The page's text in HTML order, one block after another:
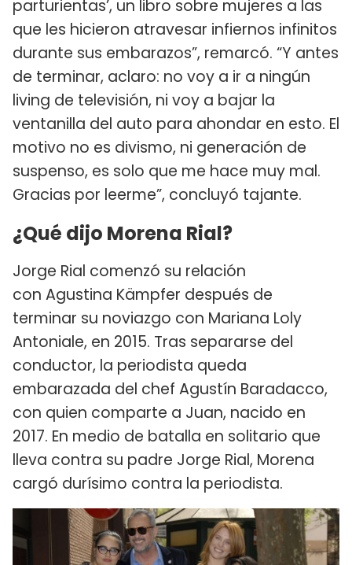
parturientas’, un libro sobre mujeres a las
que les hicieron atravesar infiernos infinitos
durante sus embarazos”, remarcó. “Y antes
de terminar, aclaro: no voy a ir a ningún
living de televisión, ni voy a bajar la
ventanilla del auto para ahondar en esto. El
motivo no es divismo, ni generación de
suspenso, es solo que me hace muy mal.
Gracias por leerme”, concluyó tajante.
¿Qué dijo Morena Rial?
Jorge Rial comenzó su relación
con Agustina Kämpfer después de
terminar su noviazgo con Mariana Loly
Antoniale, en 2015. Tras separarse del
conductor, la periodista queda
embarazada del chef Agustín Baradacco,
con quien comparte a Juan, nacido en
2017. En medio de batalla en solitario que
lleva contra su padre Jorge Rial, Morena
cargó durísimo contra la periodista.